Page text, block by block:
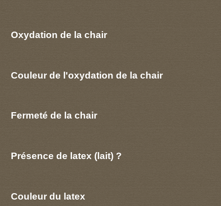
Oxydation de la chair
Couleur de l'oxydation de la chair
Fermeté de la chair
Présence de latex (lait) ?
Couleur du latex